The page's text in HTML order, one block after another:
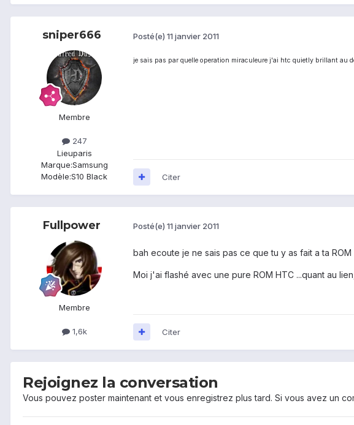
sniper666
Membre
247
Lieuparis
Marque:Samsung
Modèle:S10 Black
Posté(e) 11 janvier 2011
je sais pas par quelle operation miraculeure j'ai htc quietly brillant au
Citer
Fullpower
Membre
1,6k
Posté(e) 11 janvier 2011
bah ecoute je ne sais pas ce que tu y as fait a ta ROM
Moi j'ai flashé avec une pure ROM HTC ...quant au
Citer
Rejoignez la conversation
Vous pouvez poster maintenant et vous enregistrez plus tard. Si vous avez un